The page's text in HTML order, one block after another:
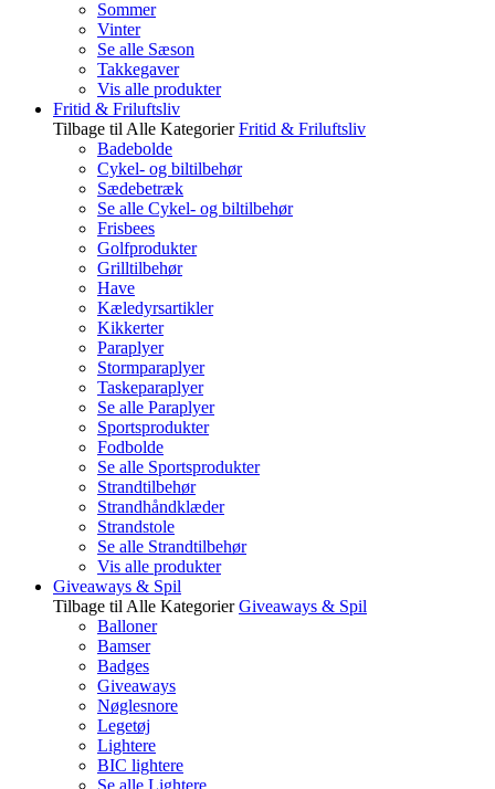
Sommer
Vinter
Se alle Sæson
Takkegaver
Vis alle produkter
Fritid & Friluftsliv
Tilbage til Alle Kategorier Fritid & Friluftsliv
Badebolde
Cykel- og biltilbehør
Sædebetræk
Se alle Cykel- og biltilbehør
Frisbees
Golfprodukter
Grilltilbehør
Have
Kæledyrsartikler
Kikkerter
Paraplyer
Stormparaplyer
Taskeparaplyer
Se alle Paraplyer
Sportsprodukter
Fodbolde
Se alle Sportsprodukter
Strandtilbehør
Strandhåndklæder
Strandstole
Se alle Strandtilbehør
Vis alle produkter
Giveaways & Spil
Tilbage til Alle Kategorier Giveaways & Spil
Balloner
Bamser
Badges
Giveaways
Nøglesnore
Legetøj
Lightere
BIC lightere
Se alle Lightere